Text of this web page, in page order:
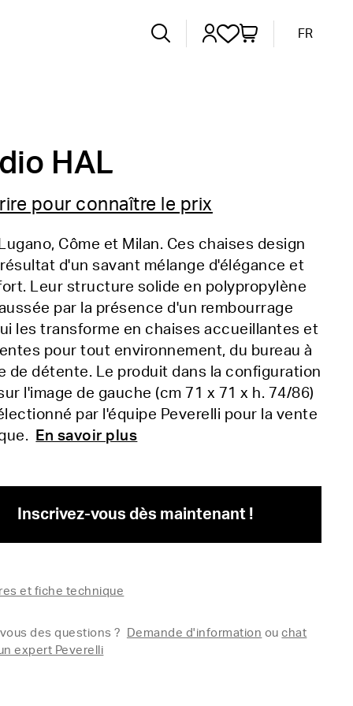
FR
HAL
pour connaître le prix
Côme et Milan. Ces chaises design
d'un savant mélange d'élégance et
Leur structure solide en polypropylène
par la présence d'un rembourrage
les transforme en chaises accueillantes et
pour tout environnement, du bureau à
de détente. Le produit dans la configuration
l'image de gauche (cm 71 x 71 x h. 74/86)
par l'équipe Peverelli pour la vente
En savoir plus
Inscrivez-vous dès maintenant !
et fiche technique
des questions ? Demande d'information ouchat
expert Peverelli